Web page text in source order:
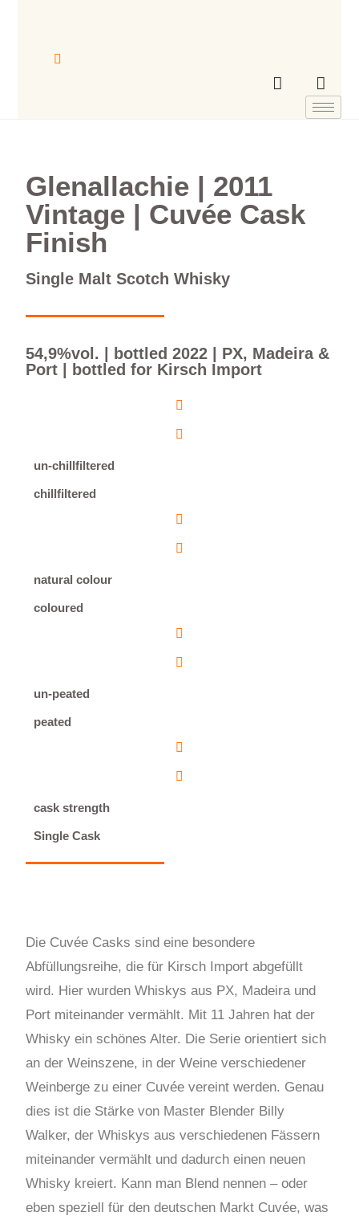
Glenallachie | 2011
Vintage | Cuvée Cask
Finish
Single Malt Scotch Whisky
54,9%vol. | bottled 2022 | PX, Madeira &
Port | bottled for Kirsch Import
un-chillfiltered
chillfiltered
natural colour
coloured
un-peated
peated
cask strength
Single Cask
Die Cuvée Casks sind eine besondere
Abfüllungsreihe, die für Kirsch Import abgefüllt
wird. Hier wurden Whiskys aus PX, Madeira und
Port miteinander vermählt. Mit 11 Jahren hat der
Whisky ein schönes Alter. Die Serie orientiert sich
an der Weinszene, in der Weine verschiedener
Weinberge zu einer Cuvée vereint werden. Genau
dies ist die Stärke von Master Blender Billy
Walker, der Whiskys aus verschiedenen Fässern
miteinander vermählt und dadurch einen neuen
Whisky kreiert. Kann man Blend nennen – oder
eben speziell für den deutschen Markt Cuvée, was